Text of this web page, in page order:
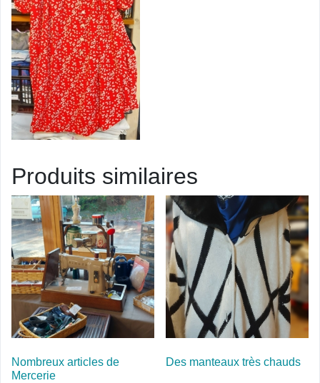
Produits similaires
Nombreux articles de
Mercerie
Des manteaux très chauds